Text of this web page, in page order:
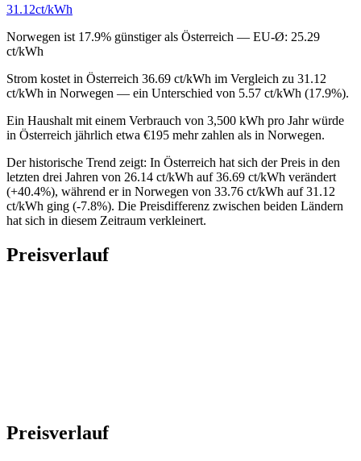
31.12ct/kWh
Norwegen ist 17.9% günstiger als Österreich — EU-Ø: 25.29
ct/kWh
Strom kostet in Österreich 36.69 ct/kWh im Vergleich zu 31.12
ct/kWh in Norwegen — ein Unterschied von 5.57 ct/kWh (17.9%).
Ein Haushalt mit einem Verbrauch von 3,500 kWh pro Jahr würde
in Österreich jährlich etwa €195 mehr zahlen als in Norwegen.
Der historische Trend zeigt: In Österreich hat sich der Preis in den
letzten drei Jahren von 26.14 ct/kWh auf 36.69 ct/kWh verändert
(+40.4%), während er in Norwegen von 33.76 ct/kWh auf 31.12
ct/kWh ging (-7.8%). Die Preisdifferenz zwischen beiden Ländern
hat sich in diesem Zeitraum verkleinert.
Preisverlauf
Preisverlauf